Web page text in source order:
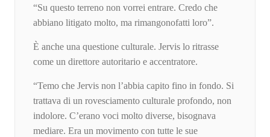
“Su questo terreno non vorrei entrare. Credo che
abbiano litigato molto, ma rimangonofatti loro”.
È anche una questione culturale. Jervis lo ritrasse
come un direttore autoritario e accentratore.
“Temo che Jervis non l’abbia capito fino in fondo. Si
trattava di un rovesciamento culturale profondo, non
indolore. C’erano voci molto diverse, bisognava
mediare. Era un movimento con tutte le sue